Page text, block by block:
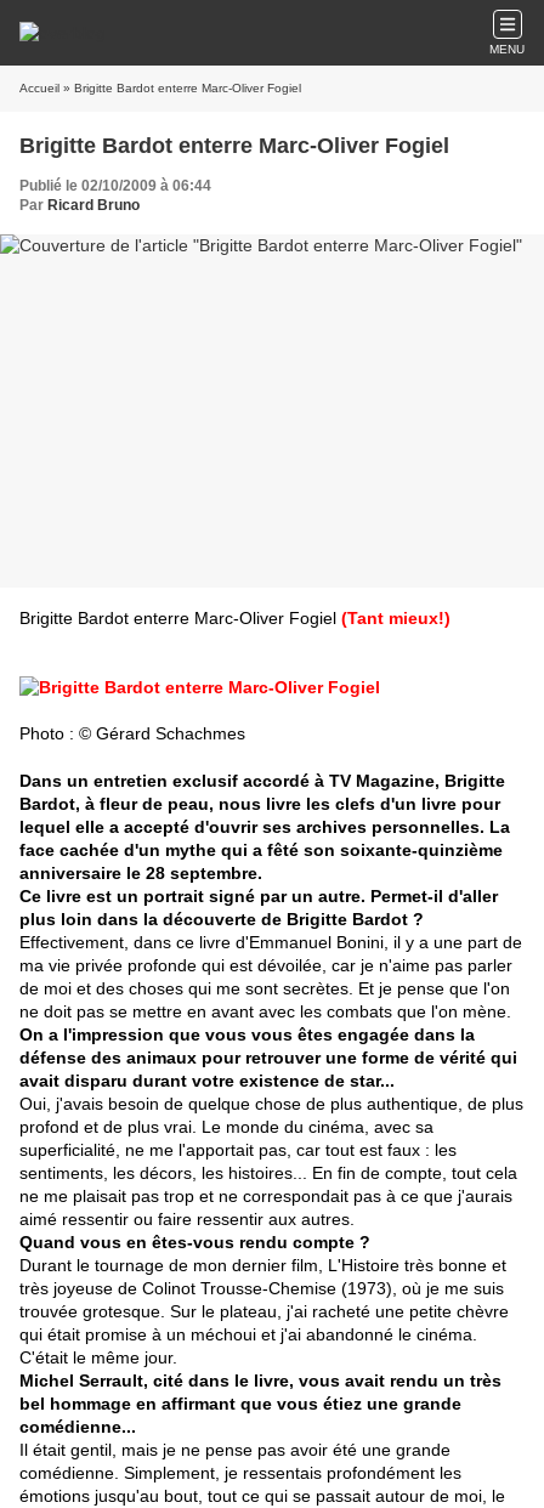
MENU
Accueil » Brigitte Bardot enterre Marc-Oliver Fogiel
Brigitte Bardot enterre Marc-Oliver Fogiel
Publié le 02/10/2009 à 06:44
Par Ricard Bruno
Brigitte Bardot enterre Marc-Oliver Fogiel (Tant mieux!)
Photo : © Gérard Schachmes
Dans un entretien exclusif accordé à TV Magazine, Brigitte
Bardot, à fleur de peau, nous livre les clefs d'un livre pour
lequel elle a accepté d'ouvrir ses archives personnelles. La
face cachée d'un mythe qui a fêté son soixante-quinzième
anniversaire le 28 septembre.
Ce livre est un portrait signé par un autre. Permet-il d'aller
plus loin dans la découverte de Brigitte Bardot ?
Effectivement, dans ce livre d'Emmanuel Bonini, il y a une part de
ma vie privée profonde qui est dévoilée, car je n'aime pas parler
de moi et des choses qui me sont secrètes. Et je pense que l'on
ne doit pas se mettre en avant avec les combats que l'on mène.
On a l'impression que vous vous êtes engagée dans la
défense des animaux pour retrouver une forme de vérité qui
avait disparu durant votre existence de star...
Oui, j'avais besoin de quelque chose de plus authentique, de plus
profond et de plus vrai. Le monde du cinéma, avec sa
superficialité, ne me l'apportait pas, car tout est faux : les
sentiments, les décors, les histoires... En fin de compte, tout cela
ne me plaisait pas trop et ne correspondait pas à ce que j'aurais
aimé ressentir ou faire ressentir aux autres.
Quand vous en êtes-vous rendu compte ?
Durant le tournage de mon dernier film, L'Histoire très bonne et
très joyeuse de Colinot Trousse-Chemise (1973), où je me suis
trouvée grotesque. Sur le plateau, j'ai racheté une petite chèvre
qui était promise à un méchoui et j'ai abandonné le cinéma.
C'était le même jour.
Michel Serrault, cité dans le livre, vous avait rendu un très
bel hommage en affirmant que vous étiez une grande
comédienne...
Il était gentil, mais je ne pense pas avoir été une grande
comédienne. Simplement, je ressentais profondément les
émotions jusqu'au bout, tout ce qui se passait autour de moi, le